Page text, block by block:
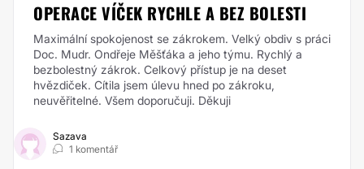
OPERACE VÍČEK RYCHLE A BEZ BOLESTI
Maximální spokojenost se zákrokem. Velký obdiv s práci
Doc. Mudr. Ondřeje Měšťáka a jeho týmu. Rychlý a
bezbolestný zákrok. Celkový přístup je na deset
hvězdiček. Cítila jsem úlevu hned po zákroku,
neuvěřitelné. Všem doporučuji. Děkuji
Sazava
1 komentář